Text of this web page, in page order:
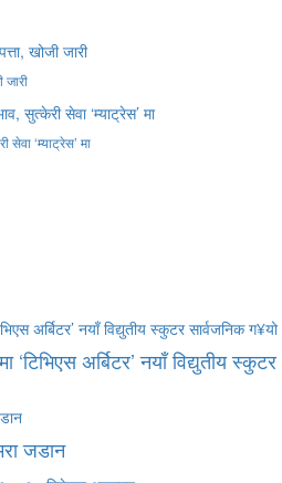
‘म्याट्रेस’ मा
अर्बिटर’ नयाँ विद्युतीय स्कुटर
जडान